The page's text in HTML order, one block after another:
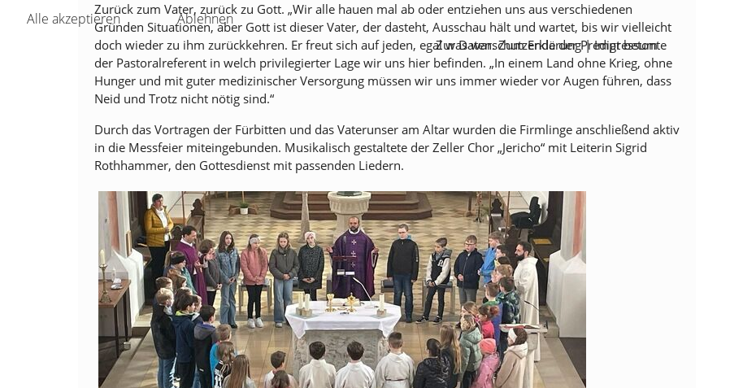
Zurück zum Vater, zurück zu Gott. „Wir alle hauen mal ab oder entziehen uns aus verschiedenen
Gründen Situationen, aber Gott ist dieser Vater, der dasteht, Ausschau hält und wartet, bis wir vielleicht
doch wieder zu ihm zurückkehren. Er freut sich auf jeden, egal was war. Zum Ende der Predigt betonte
der Pastoralreferent in welch privilegierter Lage wir uns hier befinden. „In einem Land ohne Krieg, ohne
Hunger und mit guter medizinischer Versorgung müssen wir uns immer wieder vor Augen führen, dass
Neid und Trotz nicht nötig sind.“
Durch das Vortragen der Fürbitten und das Vaterunser am Altar wurden die Firmlinge anschließend aktiv
in die Messfeier miteingebunden. Musikalisch gestaltete der Zeller Chor „Jericho“ mit Leiterin Sigrid
Rothhammer, den Gottesdienst mit passenden Liedern.
Alle akzeptieren Ablehnen
Zur Datenschutzerklärung|Impressum